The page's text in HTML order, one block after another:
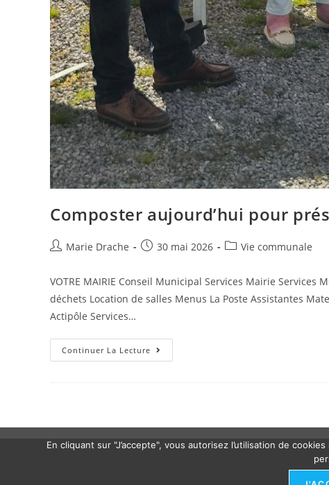
Composter aujourd’hui pour
Marie Drache 30 mai 2026 Vie communale
VOTRE MAIRIE Conseil Municipal Services Mairie Services
déchets Location de salles Menus La Poste Assistantes
Actipôle Services…
Continuer La Lecture
En cliquant sur "J’accepte", vous autorisez l’utilisation de